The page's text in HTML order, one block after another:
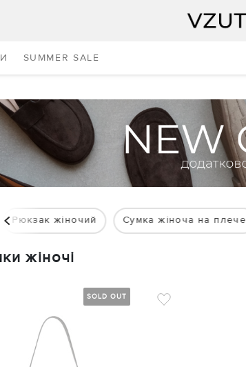
SUMMER SALE
Рюкзак жіночий Сумка жіноча на плече
жіночі
SOLD OUT